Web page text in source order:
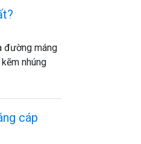
đường máng
nhúng
cáp